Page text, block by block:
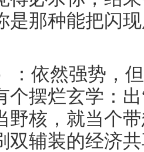
是那种能把闪
：依然强势，
个摆烂玄学：
野核，就当个
双辅装的经济